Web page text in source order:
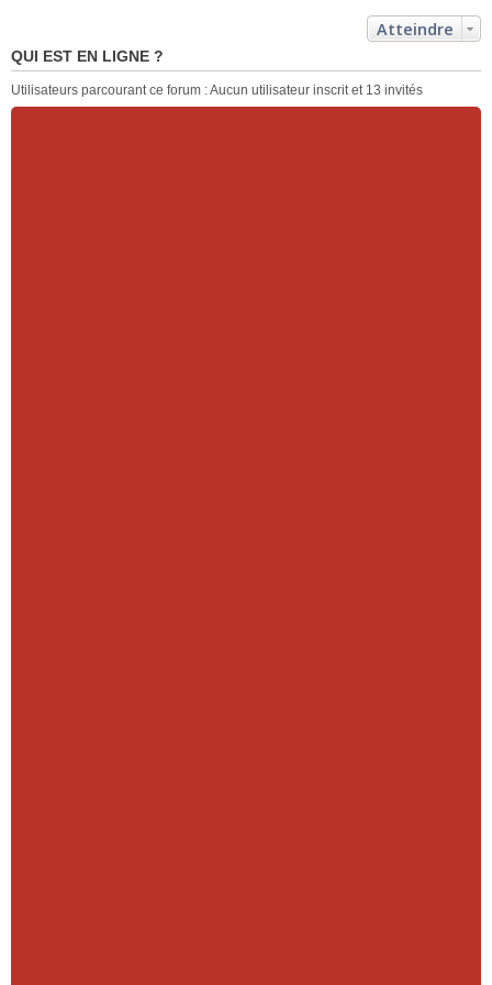
Atteindre
QUI EST EN LIGNE ?
Utilisateurs parcourant ce forum : Aucun utilisateur inscrit et 13 invités